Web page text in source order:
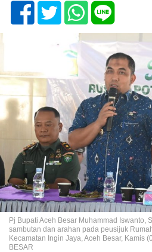
Pj Bupati Aceh Besar Muhammad Iswanto,
sambutan dan arahan pada peusijuk
Kecamatan Ingin Jaya, Aceh Besar, Kamis
BESAR